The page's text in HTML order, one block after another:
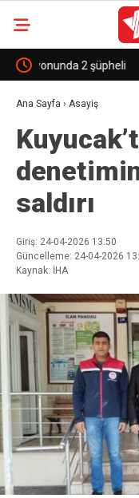
Anahtar Parti
haber alma
biridir”
Ana Sayfa › Asayiş
saldırı
Giriş: 24-04-2026 13:50
Güncelleme: 24-04-2026
Kaynak: İHA